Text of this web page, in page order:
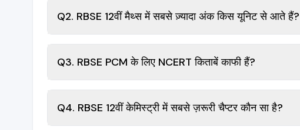
Q2. RBSE 12वीं मैथ्स में सबसे ज़्यादा अंक किस यूनिट से आते हैं?
Q3. RBSE PCM के लिए NCERT किताबें काफी हैं?
Q4. RBSE 12वीं केमिस्ट्री में सबसे ज़रूरी चैप्टर कौन सा है?